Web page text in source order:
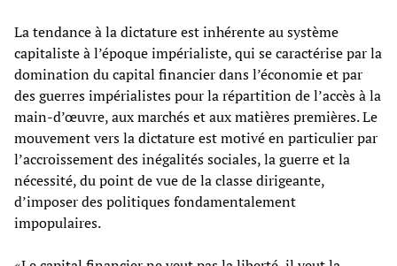
La tendance à la dictature est inhérente au système
capitaliste à l’époque impérialiste, qui se caractérise par la
domination du capital financier dans l’économie et par
des guerres impérialistes pour la répartition de l’accès à la
main-d’œuvre, aux marchés et aux matières premières. Le
mouvement vers la dictature est motivé en particulier par
l’accroissement des inégalités sociales, la guerre et la
nécessité, du point de vue de la classe dirigeante,
d’imposer des politiques fondamentalement
impopulaires.